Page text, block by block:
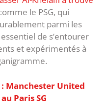
le PSG, qui
parmi les
de s’entourer
et expérimentés à
: Manchester United
Paris SG